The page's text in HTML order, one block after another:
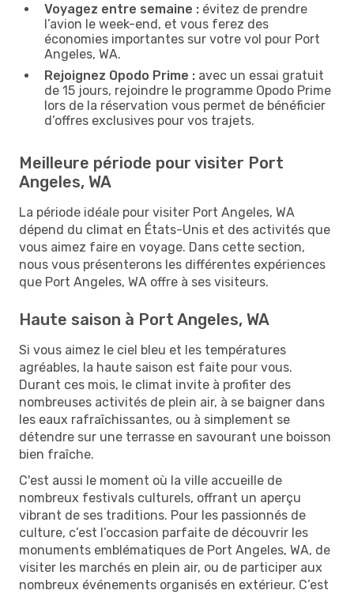
Voyagez entre semaine : évitez de prendre
l’avion le week-end, et vous ferez des
économies importantes sur votre vol pour Port
Angeles, WA.
Rejoignez Opodo Prime : avec un essai gratuit
de 15 jours, rejoindre le programme Opodo Prime
lors de la réservation vous permet de bénéficier
d’offres exclusives pour vos trajets.
Meilleure période pour visiter Port
Angeles, WA
La période idéale pour visiter Port Angeles, WA
dépend du climat en États-Unis et des activités que
vous aimez faire en voyage. Dans cette section,
nous vous présenterons les différentes expériences
que Port Angeles, WA offre à ses visiteurs.
Haute saison à Port Angeles, WA
Si vous aimez le ciel bleu et les températures
agréables, la haute saison est faite pour vous.
Durant ces mois, le climat invite à profiter des
nombreuses activités de plein air, à se baigner dans
les eaux rafraîchissantes, ou à simplement se
détendre sur une terrasse en savourant une boisson
bien fraîche.
C'est aussi le moment où la ville accueille de
nombreux festivals culturels, offrant un aperçu
vibrant de ses traditions. Pour les passionnés de
culture, c’est l’occasion parfaite de découvrir les
monuments emblématiques de Port Angeles, WA, de
visiter les marchés en plein air, ou de participer aux
nombreux événements organisés en extérieur. C’est